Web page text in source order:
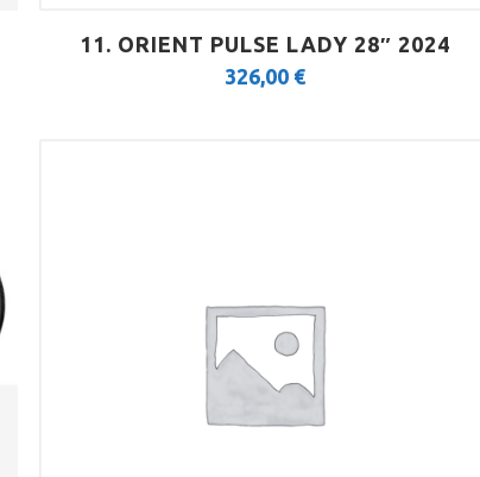
11. ORIENT PULSE LADY 28″ 2024
326,00 €